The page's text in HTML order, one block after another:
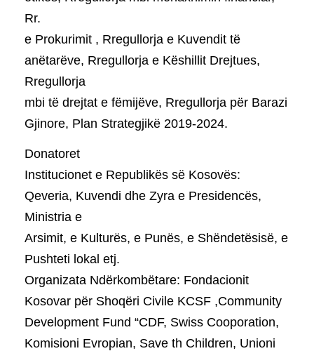
Rr.
e Prokurimit , Rregullorja e Kuvendit të
anëtarëve, Rregullorja e Këshillit Drejtues,
Rregullorja
mbi të drejtat e fëmijëve, Rregullorja për Barazi
Gjinore, Plan Strategjikë 2019-2024.
Donatoret
Institucionet e Republikës së Kosovës:
Qeveria, Kuvendi dhe Zyra e Presidencës,
Ministria e
Arsimit, e Kulturës, e Punës, e Shëndetësisë, e
Pushteti lokal etj.
Organizata Ndërkombëtare: Fondacionit
Kosovar për Shoqëri Civile KCSF ,Community
Development Fund “CDF, Swiss Cooporation,
Komisioni Evropian, Save th Children, Unioni